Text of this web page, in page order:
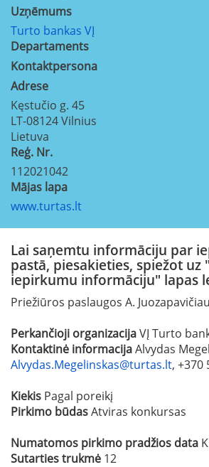
Uzņēmums
Turto bankas VĮ
Departaments
Kontaktpersona
Adrese
Kęstučio g. 45
LT-08124Vilnius
Lietuva
Reģ. Nr.
112021042
Mājas lapa
www.turtas.lt
Lai saņemtu informāciju par
pastā, piesakieties, spiežot uz
iepirkumu informāciju" lapas
Priežiūros paslaugos A.
Perkančioji organizacijaVĮ Turto
Kontaktinė informacijaAlvydas
Alvydas.Megelinskas@turtas.lt, +370
Kiekis Pagal poreikį
Pirkimo būdasAtviras konkursas
Numatomos pirkimo pradžios data
Sutarties trukmė 12